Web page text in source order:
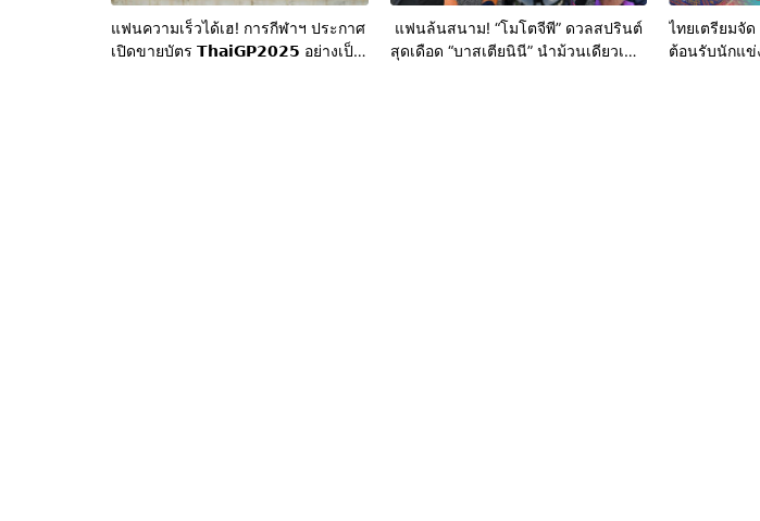
แฟนความเร็วได้เฮ! การกีฬาฯ ประกาศ
เปิดขายบัตร 𝗧𝗵𝗮𝗶𝗚𝗣𝟮𝟬𝟮𝟱 อย่างเป็น
แฟนล้นสนาม! “โมโตจีพี” ดวลสปรินต์
สุดเดือด “บาสเตียนินี” นำม้วนเดียวเข้า
ไทยเตรียมจั
ต้อนรับนักแข่